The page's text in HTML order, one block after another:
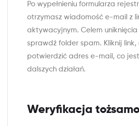
Po wypełnieniu formularza
otrzymasz wiadomość e-mail z
aktywacyjnym. Celem uniknięcia
sprawdź folder spam. Kliknij link,
potwierdzić adres e-mail, co
dalszych działań.
Weryfikacja